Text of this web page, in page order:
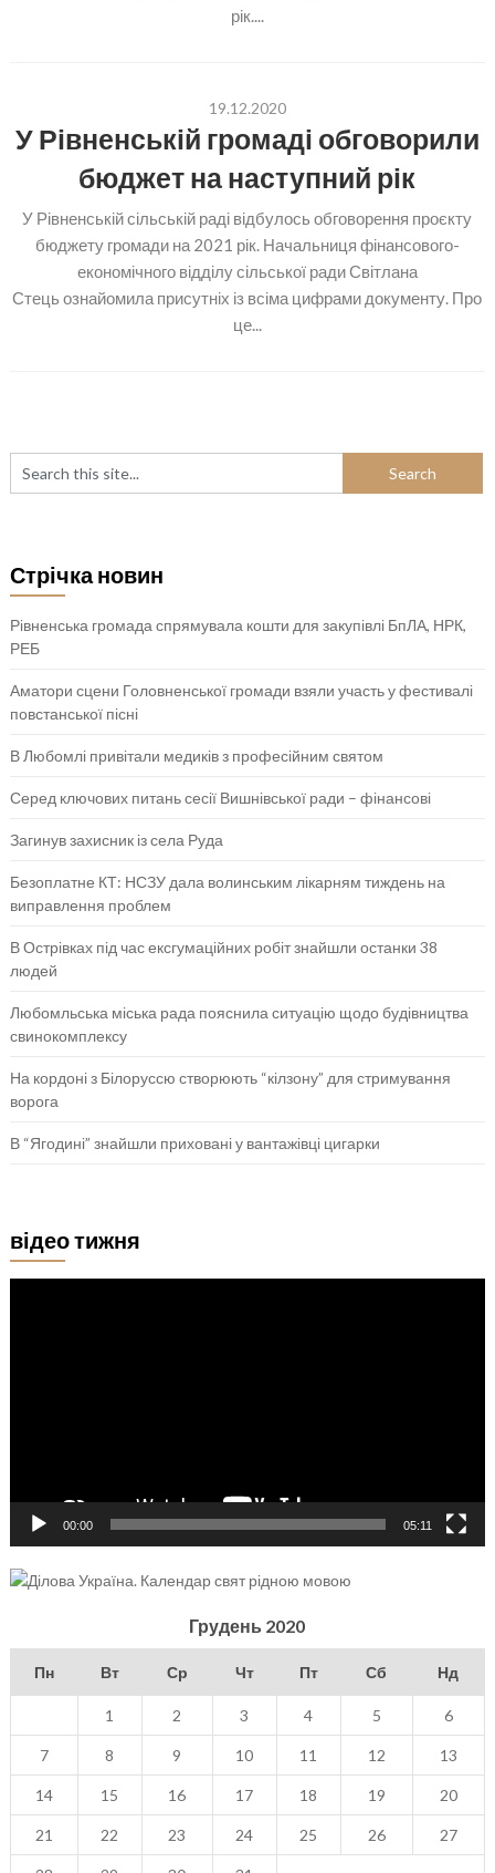
рік....
19.12.2020
У Рівненській громаді обговорили
бюджет на наступний рік
У Рівненській сільській раді відбулось обговорення проєкту
бюджету громади на 2021 рік. Начальниця фінансового-
економічного відділу сільської ради Світлана
Стець ознайомила присутніх із всіма цифрами документу. Про
це...
Стрічка новин
Рівненська громада спрямувала кошти для закупівлі БпЛА, НРК,
РЕБ
Аматори сцени Головненської громади взяли участь у фестивалі
повстанської пісні
В Любомлі привітали медиків з професійним святом
Серед ключових питань сесії Вишнівської ради – фінансові
Загинув захисник із села Руда
Безоплатне КТ: НСЗУ дала волинським лікарням тиждень на
виправлення проблем
В Острівках під час ексгумаційних робіт знайшли останки 38
людей
Любомльська міська рада пояснила ситуацію щодо будівництва
свинокомплексу
На кордоні з Білоруссю створюють “кілзону” для стримування
ворога
В “Ягодині” знайшли приховані у вантажівці цигарки
відео тижня
00:00 05:11
Грудень 2020
Пн Вт Ср Чт Пт Сб Нд
1 2 3 4 5 6
7 8 9 10 11 12 13
14 15 16 17 18 19 20
21 22 23 24 25 26 27